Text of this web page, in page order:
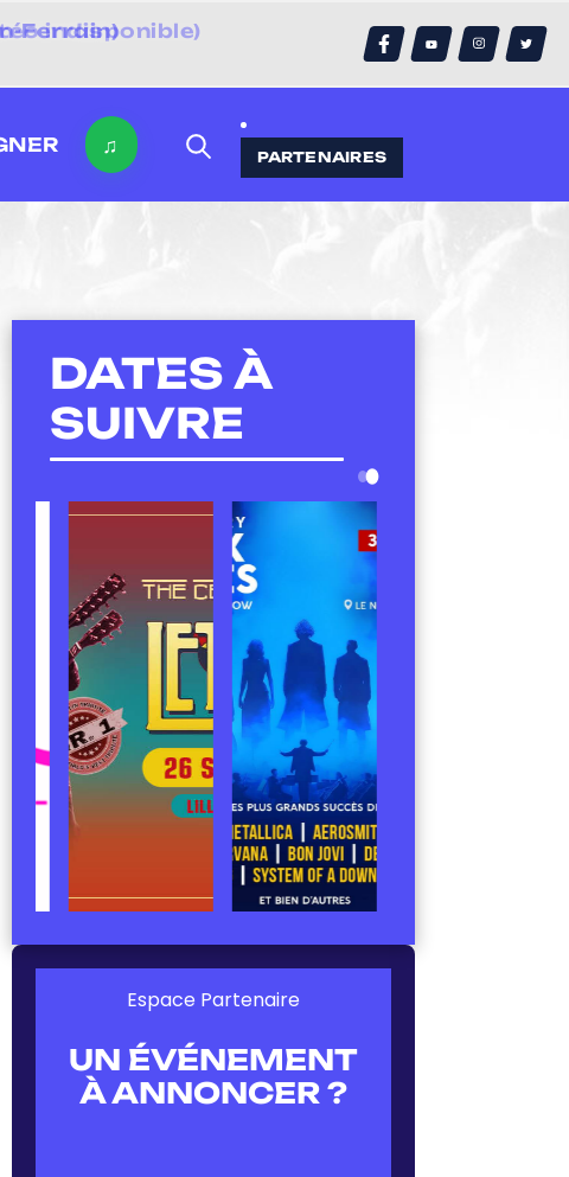
Ferrain)
♫ PARTENAIRES
DATES À
SUIVRE
Espace Partenaire
UN ÉVÉNEMENT
À ANNONCER ?